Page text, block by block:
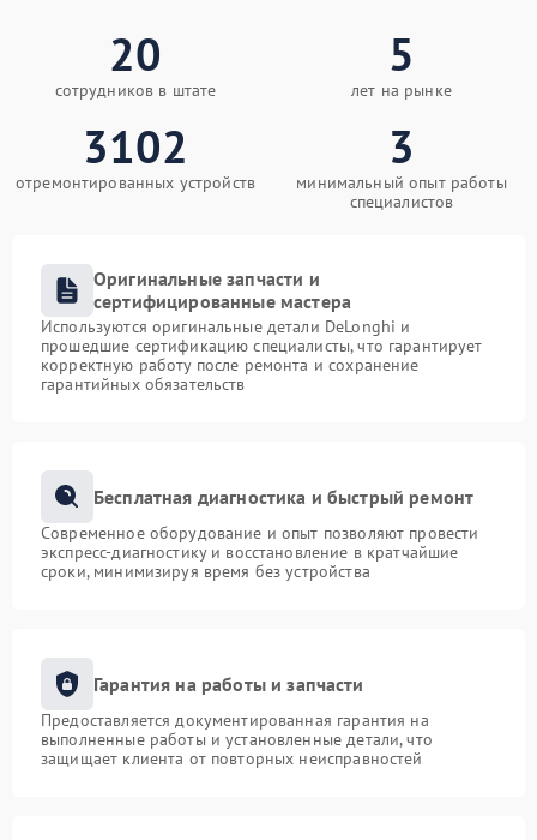
20
сотрудников в штате
5
лет на рынке
3102
отремонтированных устройств
3
минимальный опыт работы
специалистов
Оригинальные запчасти и
сертифицированные мастера
Используются оригинальные детали DeLonghi и
прошедшие сертификацию специалисты, что гарантирует
корректную работу после ремонта и сохранение
гарантийных обязательств
Бесплатная диагностика и быстрый ремонт
Современное оборудование и опыт позволяют провести
экспресс-диагностику и восстановление в кратчайшие
сроки, минимизируя время без устройства
Гарантия на работы и запчасти
Предоставляется документированная гарантия на
выполненные работы и установленные детали, что
защищает клиента от повторных неисправностей